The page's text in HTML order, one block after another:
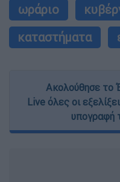
ωράριο
καταστήματα
Ακολούθησε το
Live όλες οι
υπογραφή